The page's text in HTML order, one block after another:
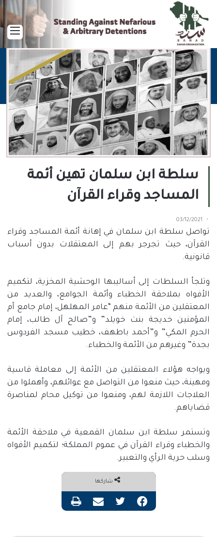
سلطة ابن سلمان تهين أئمة
المساجد وقراء القرآن
03/12/2021
تواصل سلطة ابن سلمان في إهانة أئمة المساجد وقراء
القرآن، حيث تجرجر بهم إلى المعتقلات بدون أسباب
قانونية.
وتلجأ السلطات إلى أساليبها الوحشية المخزية، لتكميم
الأفواه بملاحقة الخطباء وأئمة الجوامع، والعديد من
المعتقلين من الأئمة منهم “عامر المهلهل، إمام جامع أم
المؤمنين خديجة بنت خويلد” و”صالح آل طالب، إمام
الحرم المكي” و”أحمد باطهف، خطيب مسجد الفردوس
بجدة” وغيرهم من الأئمة والخطباء.
ويواجه هؤلاء المعتقلين من الأئمة إلى معاملة قاسية
ومهينة، حيث منعوا من التواصل مع عوائلهم، وأهملوا من
العلاجات اللازمة لهم، ومنعوا من توكيل محام لمناصرة
قضاياهم.
وتستمر سلطة ابن سلمان القمعية في ملاحقة الأئمة
والخطباء وقراء القرآن في عموم المملكة؛ لتكميم الأفواه
وسلب حرية الرأي والتعبير.
شاركها
فيسبوك تويتر مشاركة عبر البريد طباعة